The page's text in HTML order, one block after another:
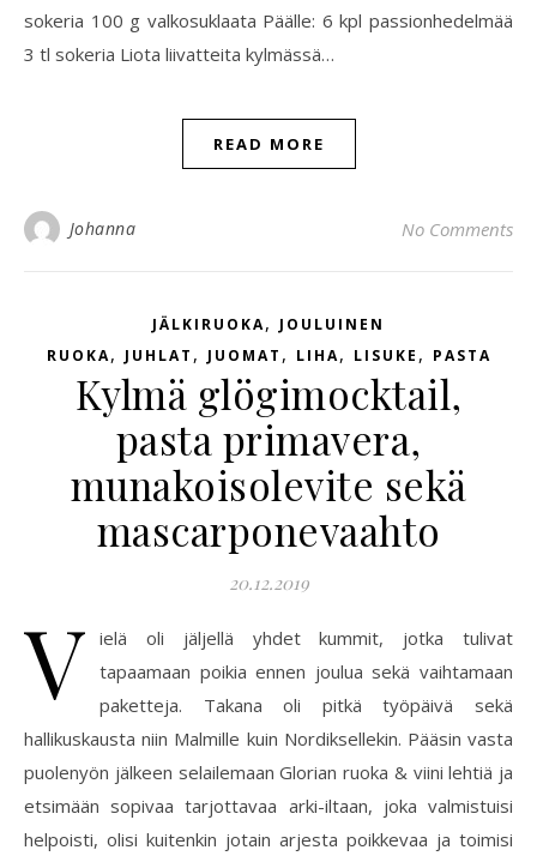
sokeria 100 g valkosuklaata Päälle: 6 kpl passionhedelmää
3 tl sokeria Liota liivatteita kylmässä…
READ MORE
Johanna No Comments
JÄLKIRUOKA, JOULUINEN
RUOKA, JUHLAT , JUOMAT , LIHA, LISUKE , PASTA
Kylmä glögimocktail,
pasta primavera,
munakoisolevite sekä
mascarponevaahto
20.12.2019
V ielä oli jäljellä yhdet kummit, jotka tulivat
tapaamaan poikia ennen joulua sekä vaihtamaan
paketteja. Takana oli pitkä työpäivä sekä
hallikuskausta niin Malmille kuin Nordiksellekin. Pääsin vasta
puolenyön jälkeen selailemaan Glorian ruoka & viini lehtiä ja
etsimään sopivaa tarjottavaa arki-iltaan, joka valmistuisi
helpoisti, olisi kuitenkin jotain arjesta poikkevaa ja toimisi